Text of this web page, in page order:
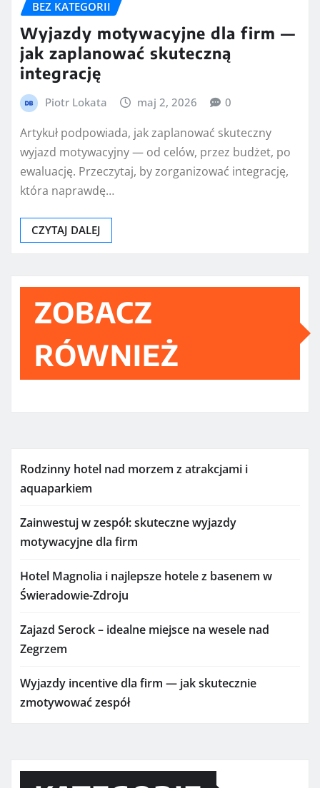
BEZ KATEGORII
Wyjazdy motywacyjne dla firm —
jak zaplanować skuteczną
integrację
Piotr Lokata maj 2, 2026 0
Artykuł podpowiada, jak zaplanować skuteczny
wyjazd motywacyjny — od celów, przez budżet, po
ewaluację. Przeczytaj, by zorganizować integrację,
która naprawdę…
CZYTAJ DALEJ
ZOBACZ
RÓWNIEŻ
Rodzinny hotel nad morzem z atrakcjami i
aquaparkiem
Zainwestuj w zespół: skuteczne wyjazdy
motywacyjne dla firm
Hotel Magnolia i najlepsze hotele z basenem w
Świeradowie-Zdroju
Zajazd Serock – idealne miejsce na wesele nad
Zegrzem
Wyjazdy incentive dla firm — jak skutecznie
zmotywować zespół